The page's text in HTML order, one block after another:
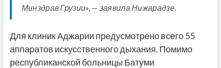
Минздрав Грузии», — заявила Нижарадзе.
Для клиник Аджарии предусмотрено всего 55
аппаратов искусственного дыхания. Помимо
республиканской больницы Батуми